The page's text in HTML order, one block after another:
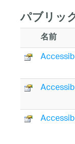
パブリッ
名前